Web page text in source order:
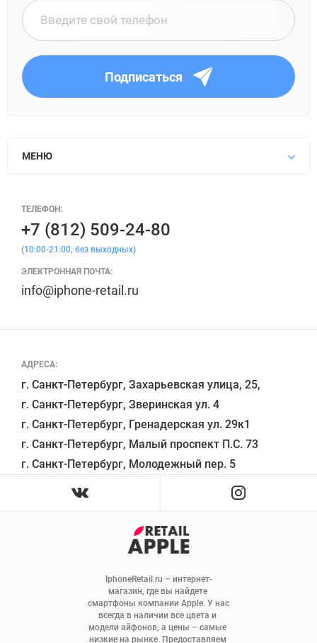
Подписаться
IphoneRetail.ru – интернет-
магазин, где вы найдете
смартфоны компании Apple. У нас
всегда в наличии все цвета и
модели айфонов, а цены – самые
низкие на рынке. Предоставляем
МЕНЮ
АДРЕСА:
г. Санкт-Петербург, Захарьевская улица, 25,
г. Санкт-Петербург, Зверинская ул. 4
г. Санкт-Петербург, Гренадерская ул. 29к1
г. Санкт-Петербург, Малый проспект П.С. 73
ТЕЛЕФОН:
+7 (812) 509-24-80
(10:00-21:00, без выходных)
ЭЛЕКТРОННАЯ ПОЧТА:
info@iphone-retail.ru